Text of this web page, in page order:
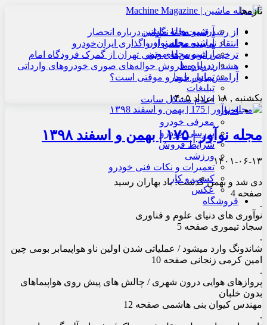
آرشیو مجله ماشین
آرشیو مجله نوآور
آرشیو مجله موتور
درباره ما
تماس با ما
تبلیغات
اعلام مشکل سایت
اخبار
معرفی خودرو
بررسی خودرو
شرایط فروش
ورزشی
تعمیرات و نکات فنی خودرو
کسب و کار
عکس
فروشگاه
تازه‌ها
از رشد قیمت‌ها تا نگرانی درباره انحصار
انتقاد نماینده مجلس از واگذاری ایران‌خودرو
ترخیص اتوبوس‌های چینی تهران از گمرک فرودگاه امام
هشدار درباره فروش حواله‌های صوری خودروهای وارداتی
آرامش بازار خودرو موقتی است؟
یکشنبه , ۱۸ مرداد ۱۴۰۵
مجله نوآور | ۱۷۵ | بهمن و اسفند ۱۳۹۸
۱۴۰۱-۰۶-۱۳
دی شد و بهمن گذشت؛ باد بهاران رسید
صفحه 4
.
نوآوری های دنیای علوم و فناوری
سجاد تیموری صفحه 5
.
شاندونگ وارد میشود / عملیاتی شدن اولین ناو هواپیمابر بومی چین
امین کرمی زنجانی صفحه 10
.
پروازهای هوایی درون شهری / چالش های پیش روی هواپیماهای
بدون خلبان
مهندس کیوان بنی هاشمی صفحه 12
.